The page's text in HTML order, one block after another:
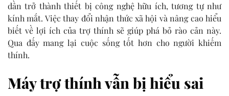
dần trở thành thiết bị công nghệ hữu ích, tương tự như
kính mắt. Việc thay đổi nhận thức xã hội và nâng cao hiểu
biết về lợi ích của trợ thính sẽ giúp phá bỏ rào cản này.
Qua đấy mang lại cuộc sống tốt hơn cho người khiếm
thính.
Máy trợ thính vẫn bị hiểu sai